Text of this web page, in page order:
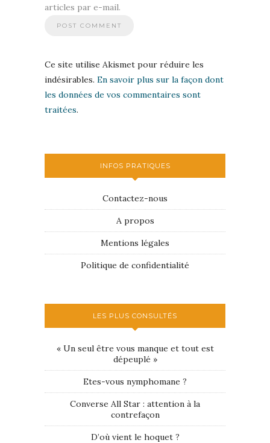
articles par e-mail.
Ce site utilise Akismet pour réduire les
indésirables. En savoir plus sur la façon dont
les données de vos commentaires sont
traitées.
INFOS PRATIQUES
Contactez-nous
A propos
Mentions légales
Politique de confidentialité
LES PLUS CONSULTÉS
« Un seul être vous manque et tout est
dépeuplé »
Etes-vous nymphomane ?
Converse All Star : attention à la
contrefaçon
D’où vient le hoquet ?